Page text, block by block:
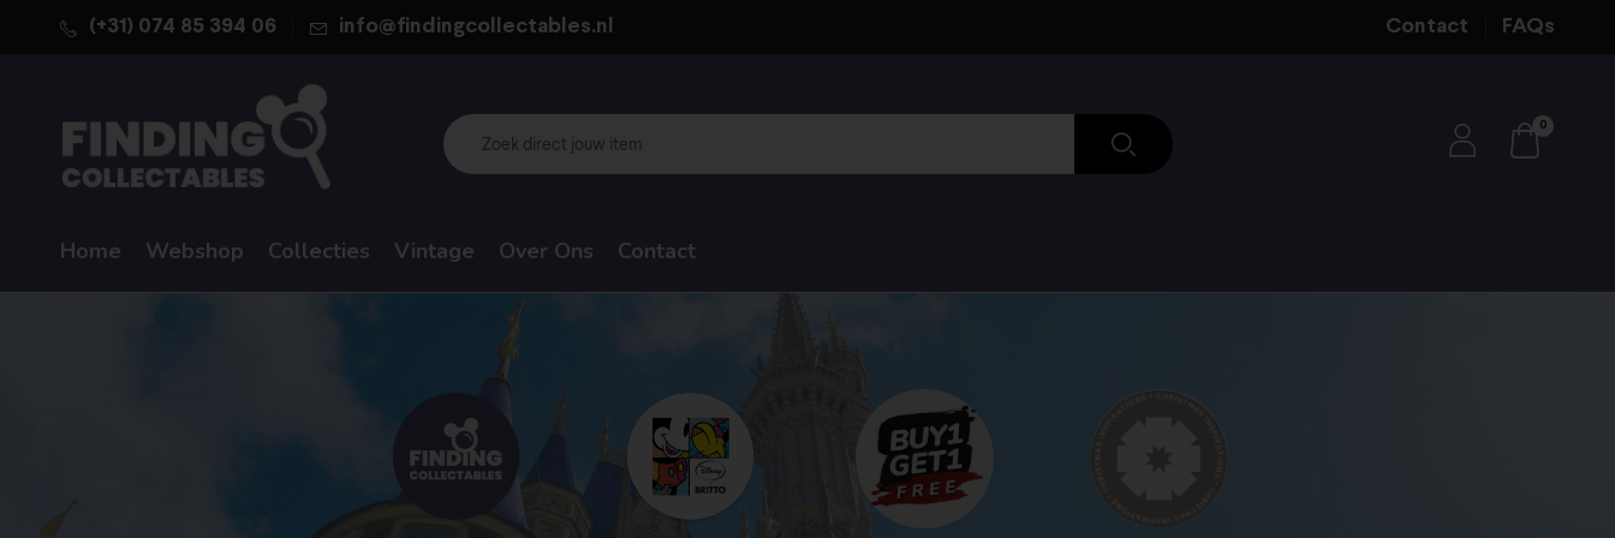
(+31) 074 85 394 06 info@findingcollectables.nl Contact FAQs
0
Home Webshop Collecties Vintage Over Ons Contact